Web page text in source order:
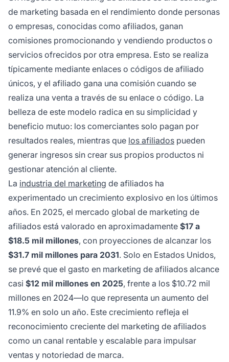
de marketing basada en el rendimiento donde personas
o empresas, conocidas como afiliados, ganan
comisiones promocionando y vendiendo productos o
servicios ofrecidos por otra empresa. Esto se realiza
típicamente mediante enlaces o códigos de afiliado
únicos, y el afiliado gana una comisión cuando se
realiza una venta a través de su enlace o código. La
belleza de este modelo radica en su simplicidad y
beneficio mutuo: los comerciantes solo pagan por
resultados reales, mientras que los afiliados pueden
generar ingresos sin crear sus propios productos ni
gestionar atención al cliente.
La industria del marketing de afiliados ha
experimentado un crecimiento explosivo en los últimos
años. En 2025, el mercado global de marketing de
afiliados está valorado en aproximadamente $17 a
$18.5 mil millones, con proyecciones de alcanzar los
$31.7 mil millones para 2031. Solo en Estados Unidos,
se prevé que el gasto en marketing de afiliados alcance
casi $12 mil millones en 2025, frente a los $10.72 mil
millones en 2024—lo que representa un aumento del
11.9% en solo un año. Este crecimiento refleja el
reconocimiento creciente del marketing de afiliados
como un canal rentable y escalable para impulsar
ventas y notoriedad de marca.